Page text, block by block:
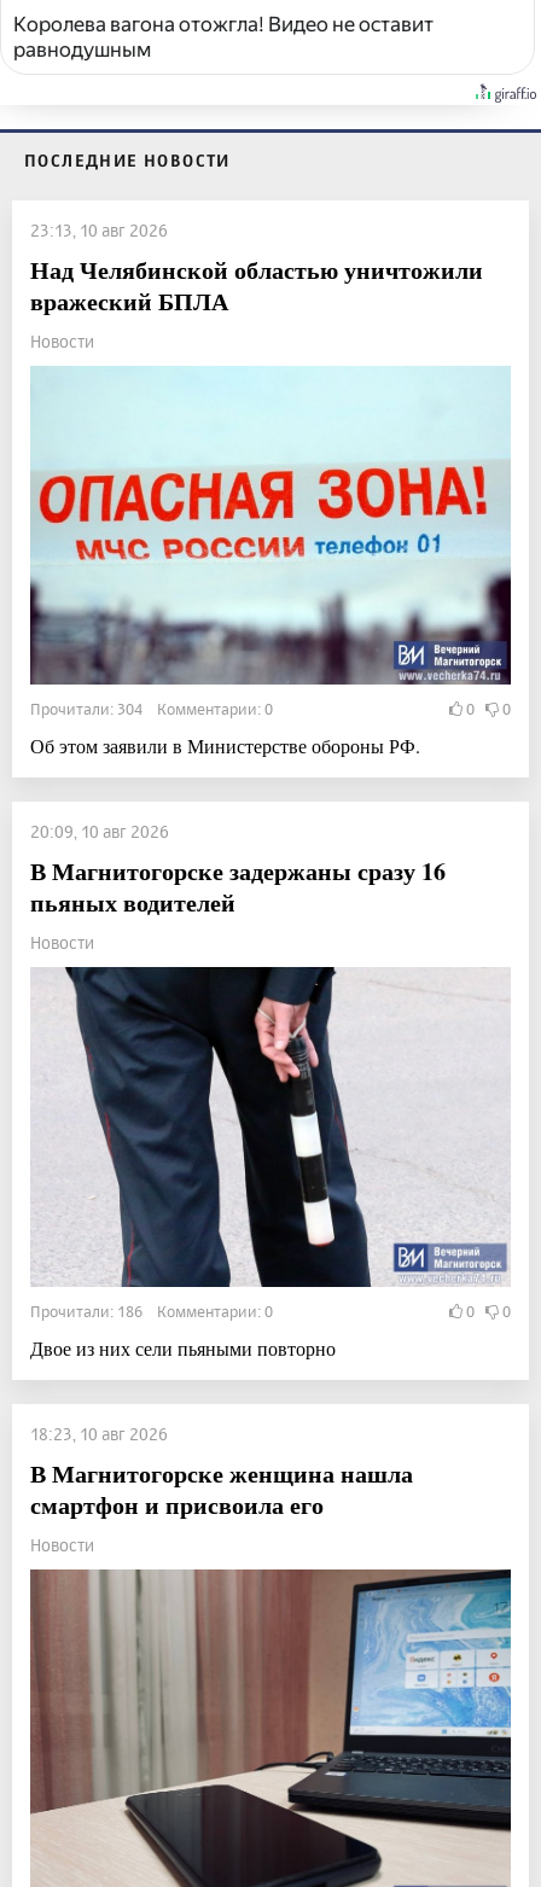
Королева вагона отожгла! Видео не оставит
равнодушным
ПОСЛЕДНИЕ НОВОСТИ
23:13, 10 авг 2026
Над Челябинской областью уничтожили
вражеский БПЛА
Новости
Прочитали: 304 Комментарии: 0 0 0
Об этом заявили в Министерстве обороны РФ.
20:09, 10 авг 2026
В Магнитогорске задержаны сразу 16
пьяных водителей
Новости
Прочитали: 186 Комментарии: 0 0 0
Двое из них сели пьяными повторно
18:23, 10 авг 2026
В Магнитогорске женщина нашла
смартфон и присвоила его
Новости